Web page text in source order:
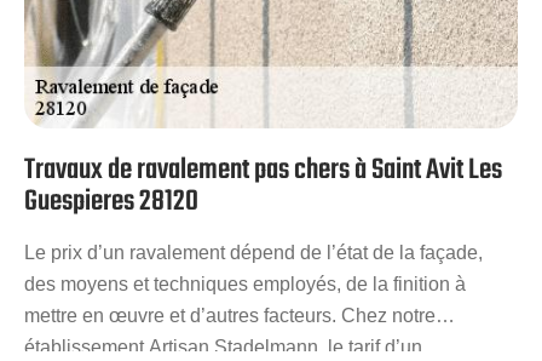
Travaux de ravalement pas chers à Saint Avit Les
Guespieres 28120
Le prix d’un ravalement dépend de l’état de la façade,
des moyens et techniques employés, de la finition à
mettre en œuvre et d’autres facteurs. Chez notre
établissement Artisan Stadelmann, le tarif d’un